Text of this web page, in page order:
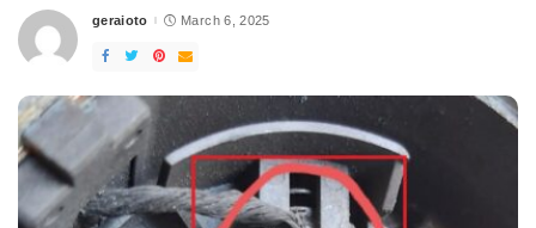
Posted
geraioto March 6, 2025